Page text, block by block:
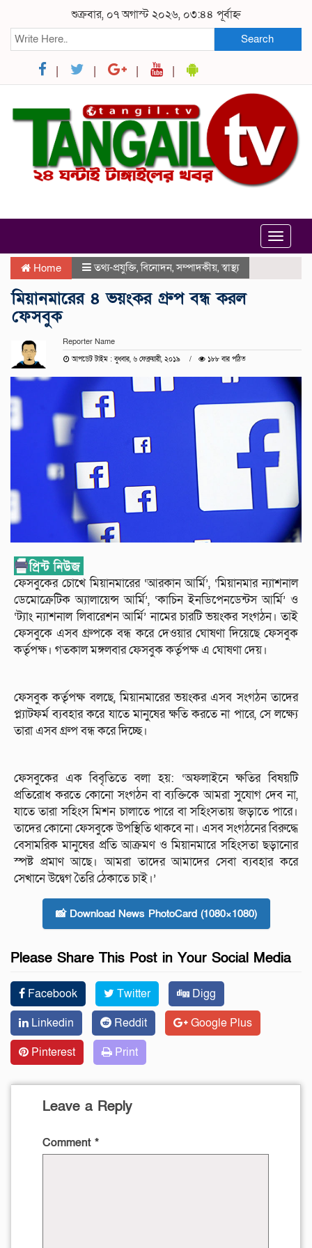
শুক্রবার, ০৭ অগাস্ট ২০২৬, ০৩:৪৪ পূর্বাহ্ন
Search
Toggle
Home তথ্য-প্রযুক্তি,বিনোদন,সম্পাদকীয়,স্বাস্থ্য
মিয়ানমারের ৪ ভয়ংকর গ্রুপ বন্ধ করল
ফেসবুক
Reporter Name
আপডেট টাইম : বুধবার, ৬ ফেব্রুয়ারী, ২০১৯ ১৮৮ বার পঠিত
ফেসবুকের চোখে মিয়ানমারের ‘আরকান আর্মি’, ‘মিয়ানমার ন্যাশনাল
ডেমোক্রেটিক অ্যালায়েন্স আর্মি’, ‘কাচিন ইনডিপেনডেন্টস আর্মি’ ও
‘ট্যাং ন্যাশনাল লিবারেশন আর্মি’ নামের চারটি ভয়ংকর সংগঠন। তাই
ফেসবুকে এসব গ্রুপকে বন্ধ করে দেওয়ার ঘোষণা দিয়েছে ফেসবুক
কর্তৃপক্ষ। গতকাল মঙ্গলবার ফেসবুক কর্তৃপক্ষ এ ঘোষণা দেয়।
ফেসবুক কর্তৃপক্ষ বলছে, মিয়ানমারের ভয়ংকর এসব সংগঠন তাদের
প্ল্যাটফর্ম ব্যবহার করে যাতে মানুষের ক্ষতি করতে না পারে, সে লক্ষ্যে
তারা এসব গ্রুপ বন্ধ করে দিচ্ছে।
ফেসবুকের এক বিবৃতিতে বলা হয়: ‘অফলাইনে ক্ষতির বিষয়টি
প্রতিরোধ করতে কোনো সংগঠন বা ব্যক্তিকে আমরা সুযোগ দেব না,
যাতে তারা সহিংস মিশন চালাতে পারে বা সহিংসতায় জড়াতে পারে।
তাদের কোনো ফেসবুকে উপস্থিতি থাকবে না। এসব সংগঠনের বিরুদ্ধে
বেসামরিক মানুষের প্রতি আক্রমণ ও মিয়ানমারে সহিংসতা ছড়ানোর
স্পষ্ট প্রমাণ আছে। আমরা তাদের আমাদের সেবা ব্যবহার করে
সেখানে উদ্বেগ তৈরি ঠেকাতে চাই।’
📸 Download News PhotoCard (1080×1080)
Please Share This Post in Your Social Media
Facebook Twitter
Digg
Linkedin
Reddit
Google Plus
Pinterest
Print
Leave a Reply
Comment *